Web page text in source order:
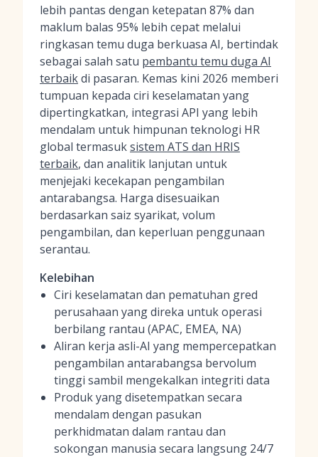
lebih pantas dengan ketepatan 87% dan
maklum balas 95% lebih cepat melalui
ringkasan temu duga berkuasa AI, bertindak
sebagai salah satu pembantu temu duga AI
terbaikdi pasaran. Kemas kini 2026 memberi
tumpuan kepada ciri keselamatan yang
dipertingkatkan, integrasi API yang lebih
mendalam untuk himpunan teknologi HR
global termasuksistem ATS dan HRIS
terbaik, dan analitik lanjutan untuk
menjejaki kecekapan pengambilan
antarabangsa. Harga disesuaikan
berdasarkan saiz syarikat, volum
pengambilan, dan keperluan penggunaan
serantau.
Kelebihan
Ciri keselamatan dan pematuhan gred
perusahaan yang direka untuk operasi
berbilang rantau (APAC, EMEA, NA)
Aliran kerja asli-AI yang mempercepatkan
pengambilan antarabangsa bervolum
tinggi sambil mengekalkan integriti data
Produk yang disetempatkan secara
mendalam dengan pasukan
perkhidmatan dalam rantau dan
sokongan manusia secara langsung 24/7